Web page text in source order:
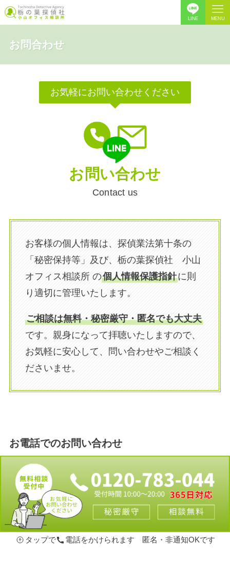
LINE MENU
お問合わせ
お気軽にお問い合わせください
お問い合わせ
Contact us
お客様の個人情報は、探偵業法第十条の
「秘密保持等」及び、栃の葉探偵社 小山
オフィス相談所 の個人情報保護指針に則
り適切に管理いたします。
ご相談は無料・秘密厳守・匿名でも大丈夫
です。親身になって拝聴いたしますので、
お気軽に安心して、問い合わせやご相談く
ださいませ。
お電話でのお問い合わせ
タップで 電話をかけられます 匿名・非通知OKです